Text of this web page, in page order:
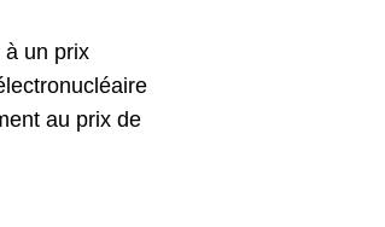
à un prix
au prix de